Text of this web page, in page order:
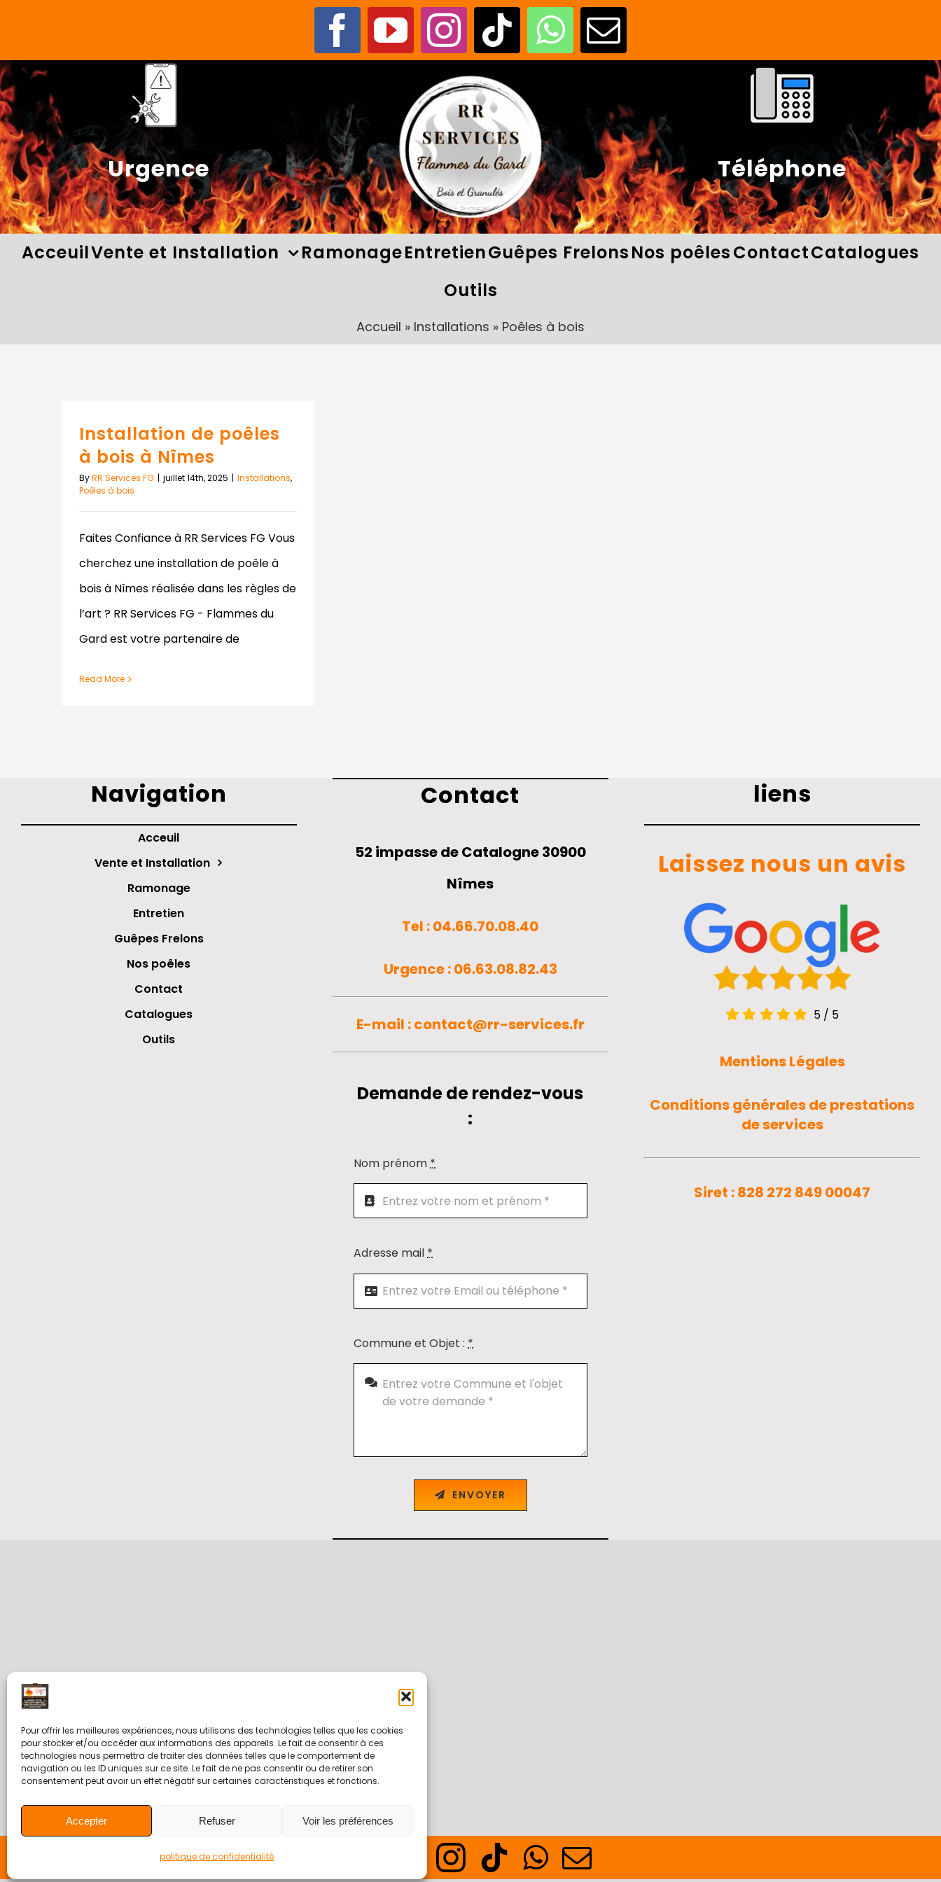
Pour offrir les meilleures expériences, nous utilisons des technologies telles que les cookies
pour stocker et/ou accéder aux informations des appareils. Le fait de consentir à ces
technologies nous permettra de traiter des données telles que le comportement de
navigation ou les ID uniques sur ce site. Le fait de ne pas consentir ou de retirer son
consentement peut avoir un effet négatif sur certaines caractéristiques et fonctions.
Accepter Refuser Voir les préférences
politique de confidentialité
content
Urgence Téléphone
AcceuilVente et Installation RamonageEntretienGuêpes FrelonsNos poêlesContactCatalogues
Outils
Accueil » Installations » Poêles à bois
Installation de poêles
à bois à Nîmes
ByRR Services FG | juillet 14th, 2025 | Installations,
Poêles à bois
Faites Confiance à RR Services FG Vous
cherchez une installation de poêle à
bois à Nîmes réalisée dans les règles de
l’art ? RR Services FG - Flammes du
Gard est votre partenaire de
Read More
Navigation
Acceuil
Vente et Installation
Ramonage
Entretien
Guêpes Frelons
Nos poêles
Contact
Catalogues
Outils
Contact
52 impasse de Catalogne 30900
Nîmes
Tel : 04.66.70.08.40
Urgence : 06.63.08.82.43
E-mail :contact@rr-services.fr
Demande de rendez-vous
:
Nom prénom*
Adresse mail*
Commune et Objet : *
ENVOYER
liens
Laissez nous un avis
5 / 5
Mentions Légales
Conditions générales de prestations
de services
Siret : 828 272 849 00047